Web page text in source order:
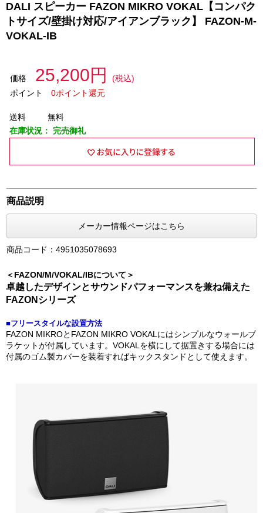
DALI スピーカー FAZON MIKRO VOKAL【コンパク
トサイズ/壁掛け対応/アイアンブラック】 FAZON-M-
VOKAL-IB
価格 25,200円
(税込)
ポイント
0ポイント還元
送料
無料
在庫状況： 完売御礼
商品説明
メーカー情報ページはこちら
商品コード：4951035078693
＜FAZON/M/VOKAL/IBについて＞
卓越したデザインとサウンドパフォーマンスを兼ね備えた
FAZONシリーズ
■フリースタイルな設置方法
FAZON MIKROとFAZON MIKRO VOKALにはシンプルなウォールブ
ラケットが付属しています。VOKALを横にして据置きする場合には
付属のゴム製カバーを装着すればキックスタンドとして使えます。